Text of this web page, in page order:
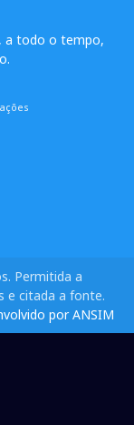
a todo o tempo,
Permitida a
e citada a fonte.
por ANSIM